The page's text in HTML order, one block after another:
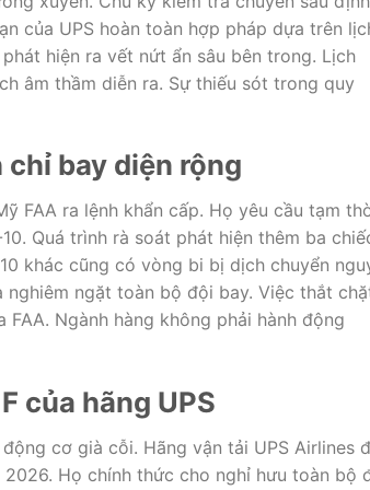
của UPS hoàn toàn hợp pháp dựa trên
hiện ra vết nứt ẩn sâu bên trong. Lịch
âm thầm diễn ra. Sự thiếu sót trong quy
bay diện rộng
FAA ra lệnh khẩn cấp. Họ yêu cầu tạm
Quá trình rà soát phát hiện thêm ba
khác cũng có vòng bi bị dịch chuyển
ngặt toàn bộ đội bay. Việc thắt
Ngành hàng không phải hành động
của hãng UPS
cơ già cỗi. Hãng vận tải UPS Airlines
Họ chính thức cho nghỉ hưu toàn bộ